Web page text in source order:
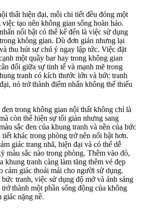
thất hiện đại, mỗi chi tiết đều đóng một
tạo nên không gian sống hoàn hảo.
nổi bật có thể kể đến là việc sử dụng
không gian. Dù đơn giản nhưng lại
thu hút sự chú ý ngay lập tức. Việc đặt
một quầy bar hay trong không gian
đối giữa sự tinh tế và mạnh mẽ trong
tranh có kích thước lớn và bức tranh
nó trở thành điểm nhấn không thể thiếu
trong không gian nội thất không chỉ là
còn thể hiện sự tối giản nhưng sang
sắc đen của khung tranh và nền của bức
khác trong phòng trở nên nổi bật hơn.
giác trang nhã, hiện đại và có thể dễ
màu sắc nào trong phòng. Thêm vào đó,
khung tranh càng làm tăng thêm vẻ đẹp
cảm giác thoải mái cho người sử dụng.
tranh, việc sử dụng độ mở và ánh sáng
thành một phần sống động của không
giác nặng nề.